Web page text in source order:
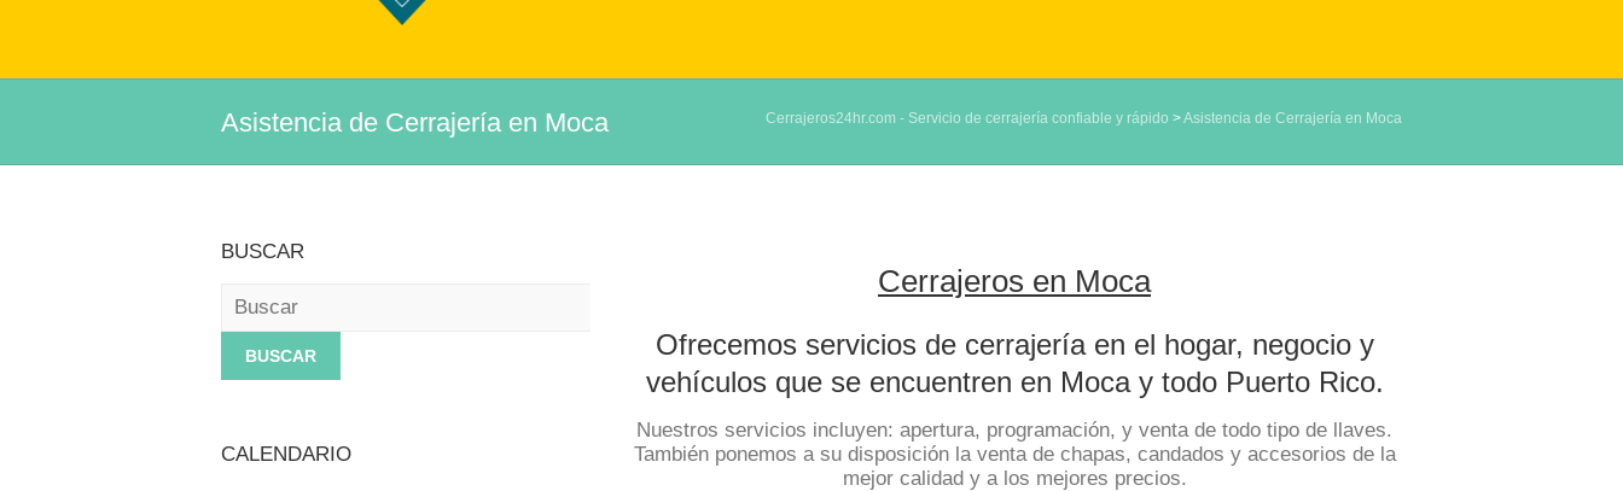
Cerrajeros24hr.com - Servicio de cerrajería confiable y rápido >Asistencia de Cerrajería en Moca
Asistencia de Cerrajería en Moca
Cerrajeros en Moca
Ofrecemos servicios de cerrajería en el hogar, negocio y
vehículos que se encuentren en Moca y todo Puerto Rico.
Nuestros servicios incluyen: apertura, programación, y venta de todo tipo de llaves.
También ponemos a su disposición la venta de chapas, candados y accesorios de la
mejor calidad y a los mejores precios.
BUSCAR
Buscar
CALENDARIO